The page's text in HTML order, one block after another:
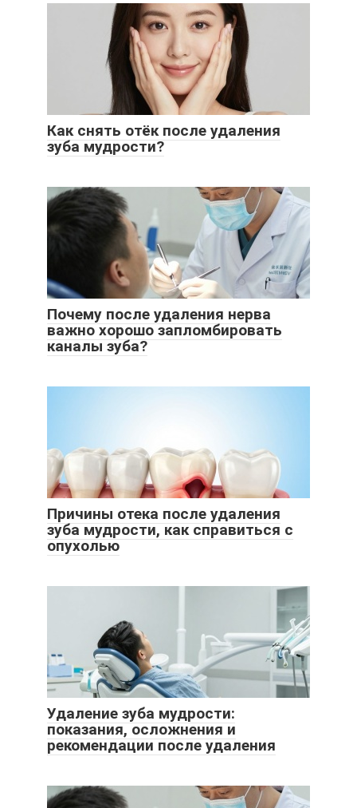
Как снять отёк после удаления
зуба мудрости?
Почему после удаления нерва
важно хорошо запломбировать
каналы зуба?
Причины отека после удаления
зуба мудрости, как справиться с
опухолью
Удаление зуба мудрости:
показания, осложнения и
рекомендации после удаления